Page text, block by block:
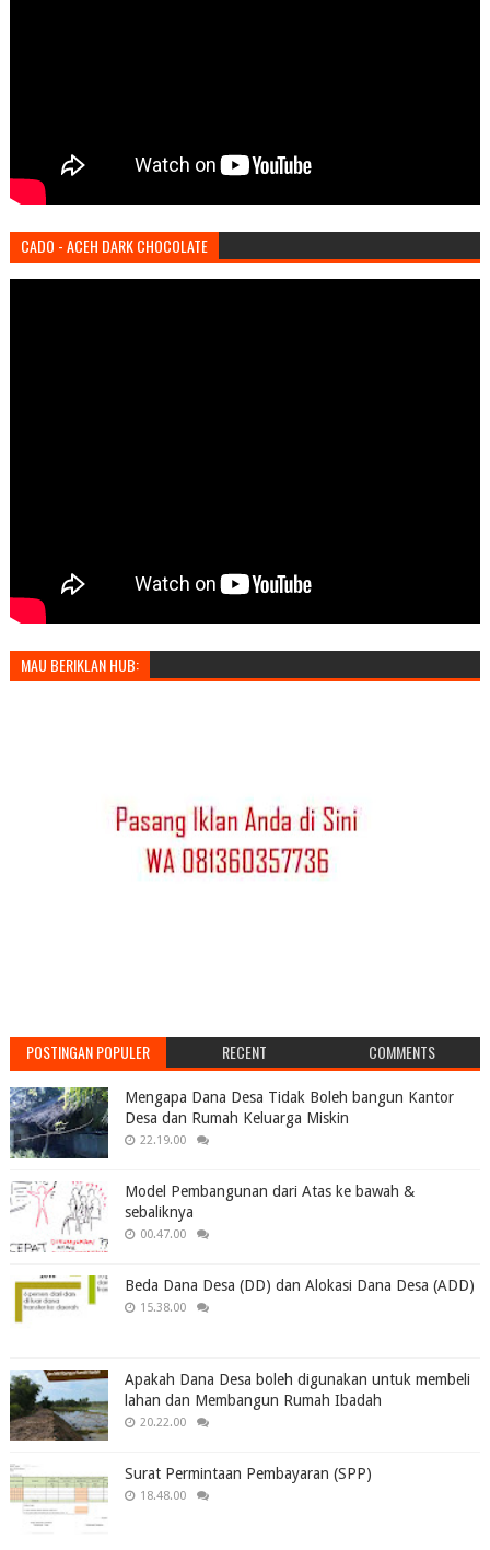
CADO - ACEH DARK CHOCOLATE
MAU BERIKLAN HUB:
POSTINGAN POPULER RECENT COMMENTS
Mengapa Dana Desa Tidak Boleh bangun Kantor
Desa dan Rumah Keluarga Miskin
22.19.00
Model Pembangunan dari Atas ke bawah &
sebaliknya
00.47.00
Beda Dana Desa (DD) dan Alokasi Dana Desa (ADD)
15.38.00
Apakah Dana Desa boleh digunakan untuk membeli
lahan dan Membangun Rumah Ibadah
20.22.00
Surat Permintaan Pembayaran (SPP)
18.48.00